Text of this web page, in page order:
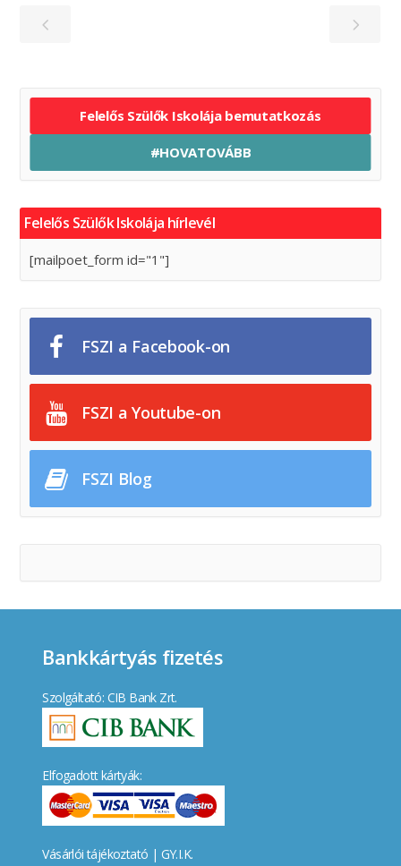
Felelős Szülők Iskolája bemutatkozás
#HOVATOVÁBB
Felelős Szülők Iskolája hírlevél
[mailpoet_form id="1"]
FSZI a Facebook-on
FSZI a Youtube-on
FSZI Blog
Bankkártyás fizetés
Szolgáltató: CIB Bank Zrt.
Elfogadott kártyák:
Vásárlói tájékoztató | GY.I.K.